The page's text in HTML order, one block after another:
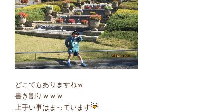
どこでもありますねｗ
書き割りｗｗｗ
上手い事はまっています